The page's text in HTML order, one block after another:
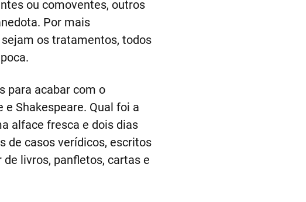
ou comoventes, outros
Por mais
os tratamentos, todos
para acabar com o
Shakespeare. Qual foi a
alface fresca e dois dias
de casos verídicos, escritos
livros, panfletos, cartas e